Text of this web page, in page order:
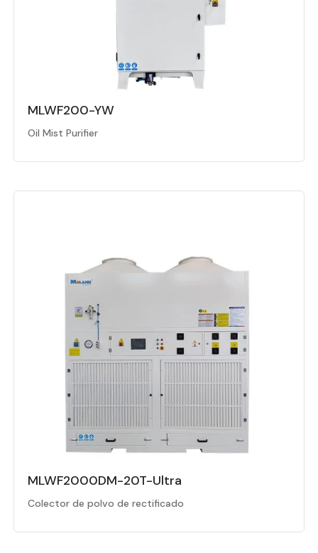
MLWF200-YW
Oil Mist Purifier
MLWF2000DM-20T-Ultra
Colector de polvo de rectificado